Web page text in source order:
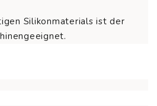
Silikonmaterials ist der